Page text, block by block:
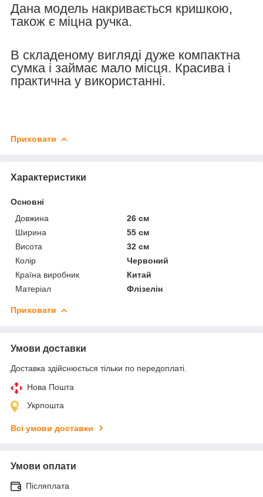
Дана модель накривається кришкою,
також є міцна ручка.
В складеному вигляді дуже компактна
сумка і займає мало місця. Красива і
практична у використанні.
Приховати
Характеристики
Основні
Довжина
26 см
Ширина
55 см
Висота
32 см
Колір
Червоний
Країна виробник
Китай
Матеріал
Флізелін
Приховати
Умови доставки
Доставка здійснюється тільки по передоплаті.
Нова Пошта
Укрпошта
Всі умови доставки
Умови оплати
Післяплата